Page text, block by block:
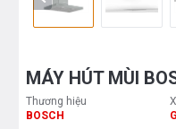
MÁY HÚT MÙI
Thương hiệu
BOSCH